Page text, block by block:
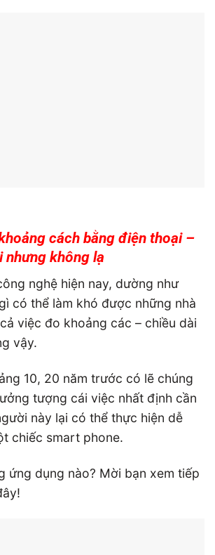
cách bằng điện thoại –
nhưng không lạ
nghệ hiện nay, dường như
có thể làm khó được những nhà
việc đo khoảng các – chiều dài
vậy.
10, 20 năm trước có lẽ chúng
tượng cái việc nhất định cần
này lại có thể thực hiện dễ
chiếc smart phone.
ứng dụng nào? Mời bạn xem tiếp